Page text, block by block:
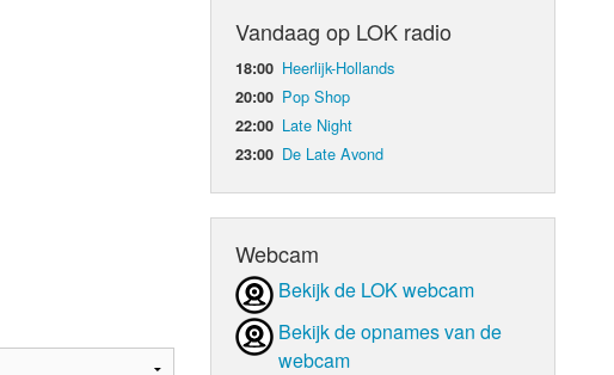
Vandaag op LOK radio
18:00 Heerlijk-Hollands
20:00 Pop Shop
22:00 Late Night
23:00 De Late Avond
Webcam
Bekijk de LOK webcam
Bekijk de opnames van de
webcam